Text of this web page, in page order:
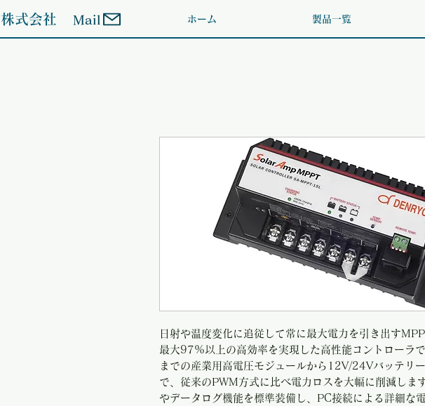
式会社 Mail ホーム 製品一覧
日射や温度変化に追従して常に最大電力を引き出す
最大97%以上の高効率を実現した高性能コントローラ
までの産業用高電圧モジュールから12V/24Vバッテリ
で、従来のPWM方式に比べ電力ロスを大幅に削減しま
やデータログ機能を標準装備し、PC接続による詳細な